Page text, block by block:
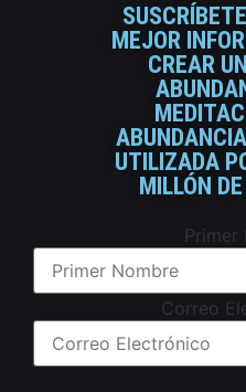
MEJOR
CREAR
UTILIZADA
MILLÓN
Primer
Correo